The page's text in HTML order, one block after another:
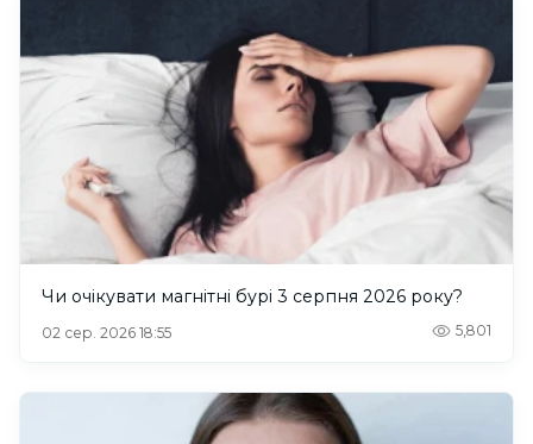
Чи очікувати магнітні бурі 3 серпня 2026 року?
02 сер. 2026 18:55 5,801